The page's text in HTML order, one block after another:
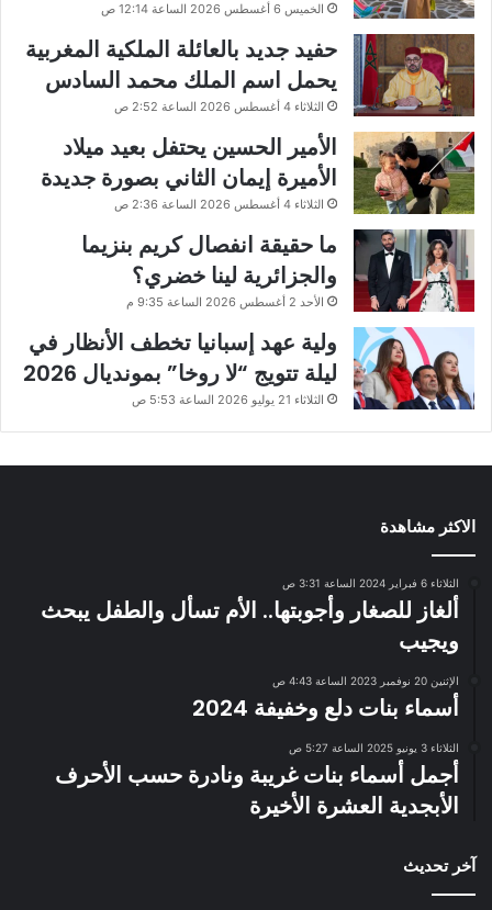
الخميس 6 أغسطس 2026 الساعة 12:14 ص
حفيد جديد بالعائلة الملكية المغربية
يحمل اسم الملك محمد السادس
الثلاثاء 4 أغسطس 2026 الساعة 2:52 ص
الأمير الحسين يحتفل بعيد ميلاد
الأميرة إيمان الثاني بصورة جديدة
الثلاثاء 4 أغسطس 2026 الساعة 2:36 ص
ما حقيقة انفصال كريم بنزيما
والجزائرية لينا خضري؟
الأحد 2 أغسطس 2026 الساعة 9:35 م
ولية عهد إسبانيا تخطف الأنظار في
ليلة تتويج “لا روخا” بمونديال 2026
الثلاثاء 21 يوليو 2026 الساعة 5:53 ص
الاكثر مشاهدة
الثلاثاء 6 فبراير 2024 الساعة 3:31 ص
ألغاز للصغار وأجوبتها.. الأم تسأل والطفل يبحث
ويجيب
الإثنين 20 نوفمبر 2023 الساعة 4:43 ص
أسماء بنات دلع وخفيفة 2024
الثلاثاء 3 يونيو 2025 الساعة 5:27 ص
أجمل أسماء بنات غريبة ونادرة حسب الأحرف
الأبجدية العشرة الأخيرة
آخر تحديث